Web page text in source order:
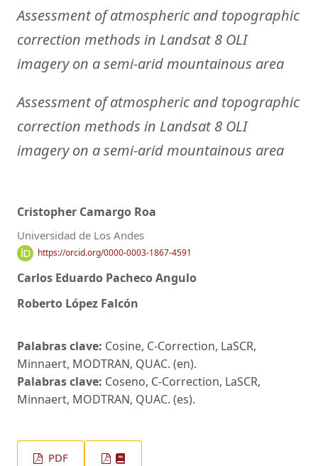
Assessment of atmospheric and topographic
correction methods in Landsat 8 OLI
imagery on a semi-arid mountainous area
Assessment of atmospheric and topographic
correction methods in Landsat 8 OLI
imagery on a semi-arid mountainous area
Cristopher Camargo Roa
Universidad de Los Andes
https://orcid.org/0000-0003-1867-4591
Carlos Eduardo Pacheco Angulo
Roberto López Falcón
Palabras clave: Cosine, C-Correction, LaSCR,
Minnaert, MODTRAN, QUAC. (en).
Palabras clave: Coseno, C-Correction, LaSCR,
Minnaert, MODTRAN, QUAC. (es).
PDF